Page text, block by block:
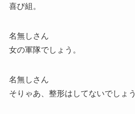
喜び組。
名無しさん
女の軍隊でしょう。
名無しさん
そりゃあ、整形はしてないでしょう